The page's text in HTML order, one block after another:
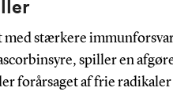
med stærkere
spiller en
forårsaget af frie radikaler